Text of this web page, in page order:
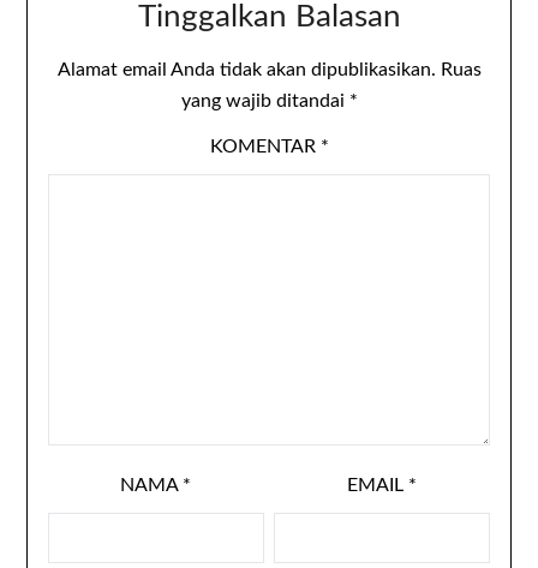
Tinggalkan Balasan
Alamat email Anda tidak akan dipublikasikan. Ruas
yang wajib ditandai *
KOMENTAR *
NAMA * EMAIL *